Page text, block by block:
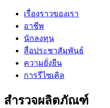
เรื่องราวของเรา
อาชีพ
นักลงทุน
สื่อประชาสัมพันธ์
ความยั่งยืน
การรีไซเคิล
สำรวจผลิตภัณฑ์